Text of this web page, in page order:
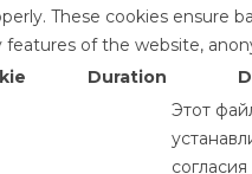
These cookies ensure
features of the website,
Duration
Этот